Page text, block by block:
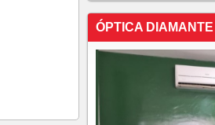
ÓPTICA DIAMANTE